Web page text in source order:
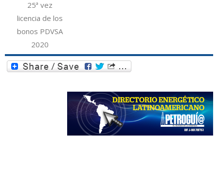
25ª vez
licencia de los
bonos PDVSA
2020